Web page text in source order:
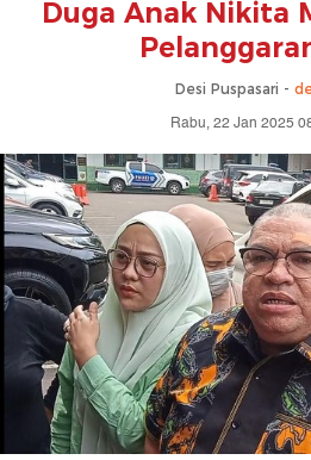
Duga Anak Nikita
Desi Puspasari -
Rabu, 22 Jan 2025